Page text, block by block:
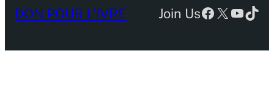
DON POUR L’IVRE Join UsFacebook
X